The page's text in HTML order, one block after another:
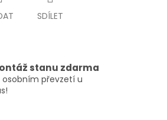
SDÍLET
stanu zdarma
osobním převzetí u